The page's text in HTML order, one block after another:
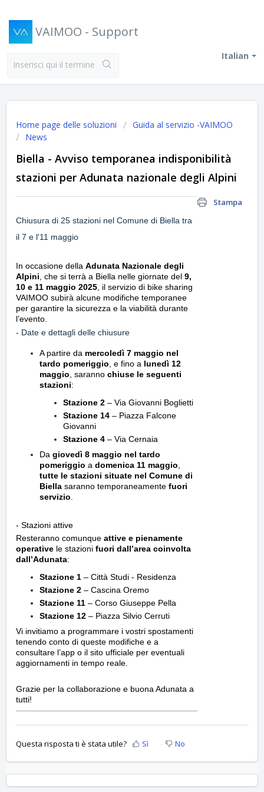
VAIMOO - Support
Italian
Home page delle soluzioni
Guida al servizio -VAIMOO
News
Biella - Avviso temporanea indisponibilità
stazioni per Adunata nazionale degli Alpini
Stampa
Chiusura di 25 stazioni nel Comune di Biella tra
il 7 e l'11 maggio
In occasione della Adunata Nazionale degli
Alpini, che si terrà a Biella nelle giornate del 9,
10 e 11 maggio 2025, il servizio di bike sharing
VAIMOO subirà alcune modifiche temporanee
per garantire la sicurezza e la viabilità durante
l’evento.
- Date e dettagli delle chiusure
A partire da mercoledì 7 maggio nel
tardo pomeriggio, e fino a lunedì 12
maggio, saranno chiuse le seguenti
stazioni:
Stazione 2 – Via Giovanni Boglietti
Stazione 14 – Piazza Falcone
Giovanni
Stazione 4 – Via Cernaia
Da giovedì 8 maggio nel tardo
pomeriggio a domenica 11 maggio,
tutte le stazioni situate nel Comune di
Biella saranno temporaneamente fuori
servizio.
- Stazioni attive
Resteranno comunque attive e pienamente
operative le stazioni fuori dall’area coinvolta
dall’Adunata:
Stazione 1 – Città Studi - Residenza
Stazione 2 – Cascina Oremo
Stazione 11 – Corso Giuseppe Pella
Stazione 12 – Piazza Silvio Cerruti
Vi invitiamo a programmare i vostri spostamenti
tenendo conto di queste modifiche e a
consultare l’app o il sito ufficiale per eventuali
aggiornamenti in tempo reale.
Grazie per la collaborazione e buona Adunata a
tutti!
Questa risposta ti è stata utile? Sì No